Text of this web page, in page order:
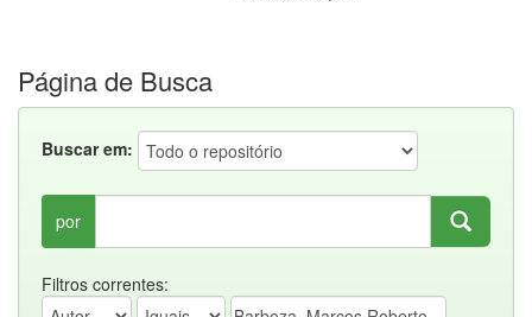
Página de Busca
Buscar em:
por
Filtros correntes: